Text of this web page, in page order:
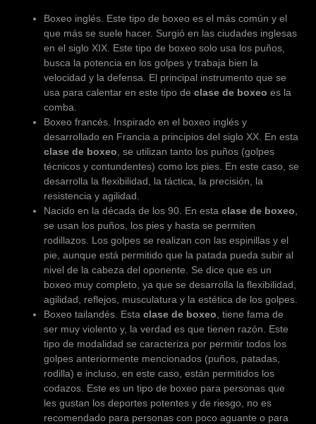
Boxeo inglés. Este tipo de boxeo es el más común y el
que más se suele hacer. Surgió en las ciudades inglesas
en el siglo XIX. Este tipo de boxeo solo usa los puños,
busca la potencia en los golpes y trabaja bien la
velocidad y la defensa. El principal instrumento que se
usa para calentar en este tipo declase de boxeo es la
comba.
Boxeo francés. Inspirado en el boxeo inglés y
desarrollado en Francia a principios del siglo XX. En esta
clase de boxeo , se utilizan tanto los puños (golpes
técnicos y contundentes) como los pies. En este caso, se
desarrolla la flexibilidad, la táctica, la precisión, la
resistencia y agilidad.
Nacido en la década de los 90. En estaclase de boxeo
se usan los puños, los pies y hasta se permiten
rodillazos. Los golpes se realizan con las espinillas y el
pie, aunque está permitido que la patada pueda subir al
nivel de la cabeza del oponente. Se dice que es un
boxeo muy completo, ya que se desarrolla la flexibilidad,
agilidad, reflejos, musculatura y la estética de los golpes.
Boxeo tailandés. Estaclase de boxeo , tiene fama de
ser muy violento y, la verdad es que tienen razón. Este
tipo de modalidad se caracteriza por permitir todos los
golpes anteriormente mencionados (puños, patadas,
rodilla) e incluso, en este caso, están permitidos los
codazos. Este es un tipo de boxeo para personas que
les gustan los deportes potentes y de riesgo, no es
recomendado para personas con poco aguante o para